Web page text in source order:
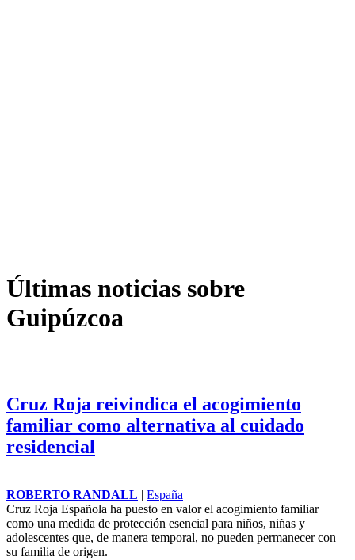
Últimas noticias sobre
Guipúzcoa
Cruz Roja reivindica el acogimiento
familiar como alternativa al cuidado
residencial
ROBERTO RANDALL | España
Cruz Roja Española ha puesto en valor el acogimiento familiar
como una medida de protección esencial para niños, niñas y
adolescentes que, de manera temporal, no pueden permanecer con
su familia de origen.